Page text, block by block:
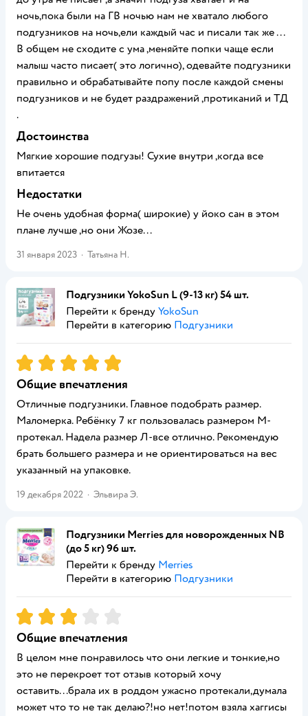
ночь,пока были на ГВ ночью нам не хватало любого
подгузников на ночь,ели каждый час и писали так же ...
В общем не сходите с ума ,меняйте попки чаще если
малыш часто писает( это логично), одевайте подгузники
правильно и обрабатывайте попу после каждой смены
подгузников и не будет раздражений ,протиканий и ТД
.
Достоинства
Мягкие хорошие подгузы! Сухие внутри ,когда все
впитается
Недостатки
Не очень удобная форма( широкие) у йоко сан в этом
плане лучше ,но они Жозе...
31 января 2023 · Татьяна Н.
Подгузники YokoSun L (9-13 кг) 54 шт.
Перейти к бренду YokoSun
Перейти в категорию Подгузники
Рейтинг:5
Общие впечатления
Отличные подгузники. Главное подобрать размер.
Маломерка. Ребёнку 7 кг пользовалась размером М-
протекал. Надела размер Л-все отлично. Рекомендую
брать большего размера и не ориентироваться на вес
указанный на упаковке.
19 декабря 2022 · Эльвира Э.
Подгузники Merries для новорожденных NB
(до 5 кг) 96 шт.
Перейти к бренду Merries
Перейти в категорию Подгузники
Рейтинг:3
Общие впечатления
В целом мне понравилось что они легкие и тонкие,но
это не перекроет тот отзыв который хочу
оставить...брала их в роддом ужасно протекали,думала
может что то не так делаю?!но нет!потом взяла хаггисы